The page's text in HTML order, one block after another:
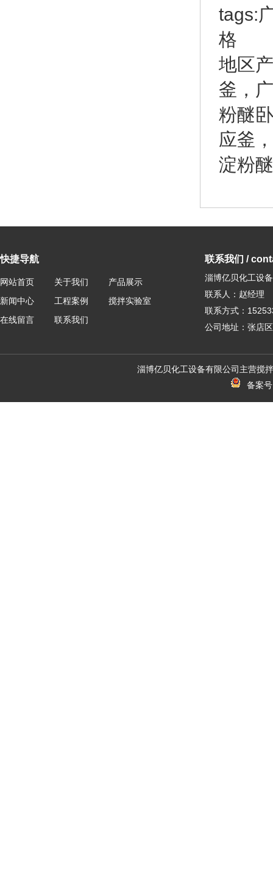
tags:
格
地区
釜 ，
粉醚
应釜 ，
淀粉
快捷导航
网站首页 关于我们
产品展示
新闻中心
工程案例
搅拌实验室
在线留言
联系我们
联系我们 /
淄博亿贝化工设
联系人：赵经理
联系方式：
公司地址：张店
淄博亿贝化工设备有限公司主营搅
备案